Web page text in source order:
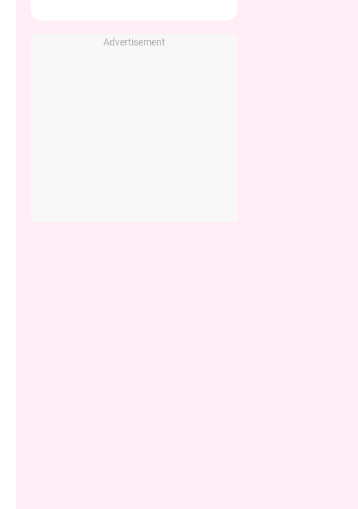
Advertisement